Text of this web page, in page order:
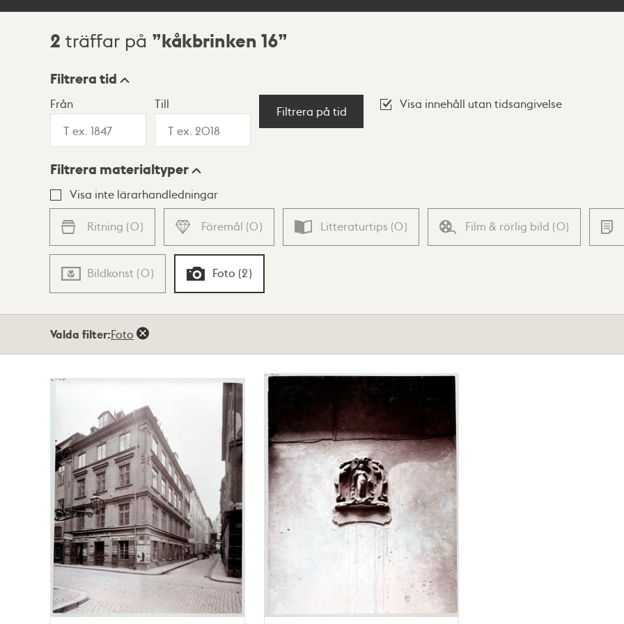
Sökresultat
2 träffar på kåkbrinken 16
Visningsläge
Lista Karta
Filtrera tid
Från Till
Filtrera på tid
Visa innehåll utan tidsangivelse
Filtrera materialtyper
Visa inte lärarhandledningar
Ritning (0) Föremål (0) Litteraturtips (0) Film & rörlig bild (0)
Bildkonst (0) Foto (2)
Valda filter:Foto